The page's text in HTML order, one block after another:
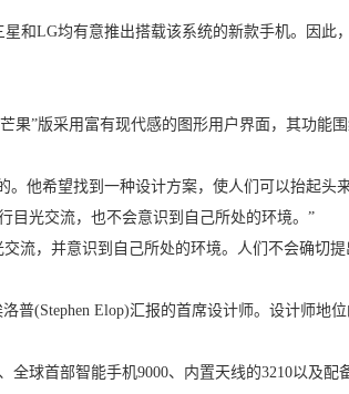
和LG均有意推出搭载该系统的新款手机。因此
果”版采用富有现代感的图形用户界面，其功能
他希望找到一种设计方案，使人们可以抬起头
目光交流，也不会意识到自己所处的环境。”
流，并意识到自己所处的环境。人们不会确切
普(Stephen Elop)汇报的首席设计师。设计师地
球首部智能手机9000、内置天线的3210以及配